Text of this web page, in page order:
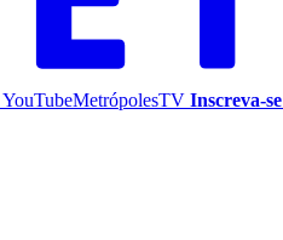
YouTubeMetrópolesTV Inscreva-se